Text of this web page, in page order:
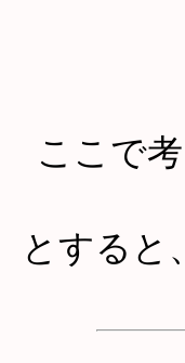
ここで
とすると